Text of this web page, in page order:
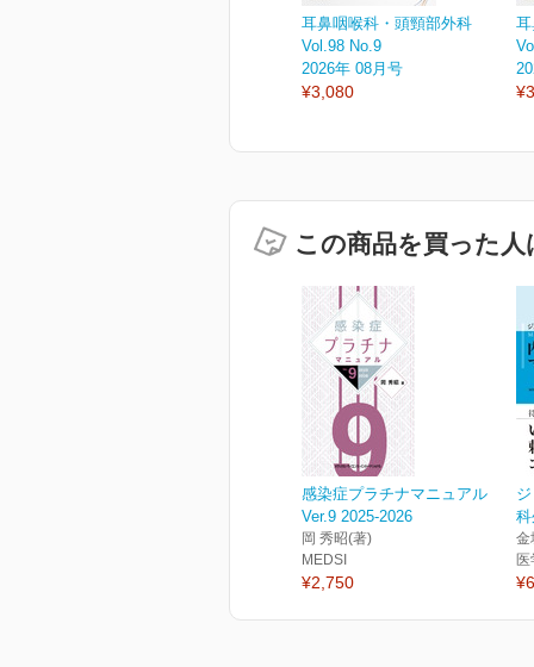
耳鼻咽喉科・頭頸部外科
Vol.98 No.9
2026年 08月号
¥3,080
この商品を買った
感染症プラチナマニュアル
Ver.9 2025-2026
岡 秀昭(著)
MEDSI
¥2,750
金